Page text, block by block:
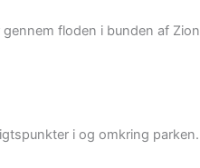
floden i bunden af Zion
i og omkring parken.